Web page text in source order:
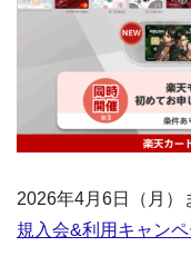
2026年4月6日（月）
規入会&利用キャン